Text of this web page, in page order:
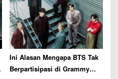
Ini Alasan Mengapa BTS Tak
Berpartisipasi di Grammy